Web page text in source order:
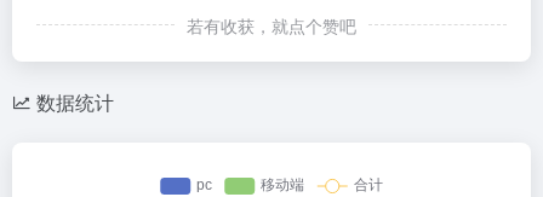
若有收获，就点个赞吧
数据统计